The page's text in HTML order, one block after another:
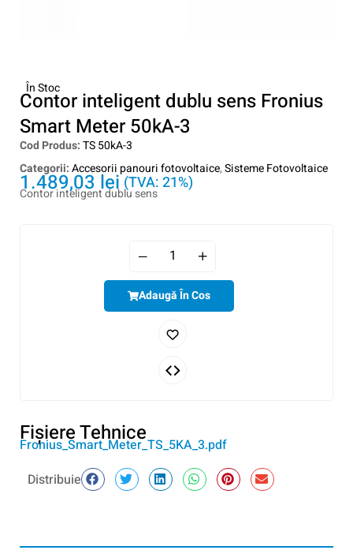
În Stoc
Contor inteligent dublu sens Fronius
Smart Meter 50kA-3
Cod Produs:TS 50kA-3
Categorii:Accesorii panouri fotovoltaice,Sisteme Fotovoltaice
1.489,03lei (TVA: 21%)
Contor inteligent dublu sens
Adaugă În Cos
Fişiere Tehnice
Fronius_Smart_Meter_TS_5KA_3.pdf
Distribuie